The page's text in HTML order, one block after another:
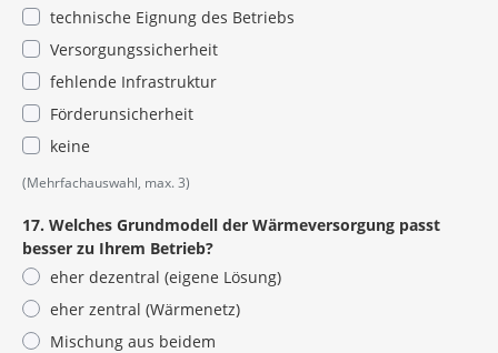
technische Eignung des Betriebs
Versorgungssicherheit
fehlende Infrastruktur
Förderunsicherheit
keine
(Mehrfachauswahl, max. 3)
17. Welches Grundmodell der Wärmeversorgung passt
besser zu Ihrem Betrieb?
eher dezentral (eigene Lösung)
eher zentral (Wärmenetz)
Mischung aus beidem